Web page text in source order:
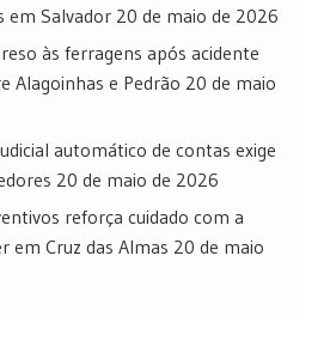
em Salvador 20 de maio de 2026
às ferragens após acidente
Alagoinhas e Pedrão 20 de maio
automático de contas exige
20 de maio de 2026
reforça cuidado com a
em Cruz das Almas 20 de maio